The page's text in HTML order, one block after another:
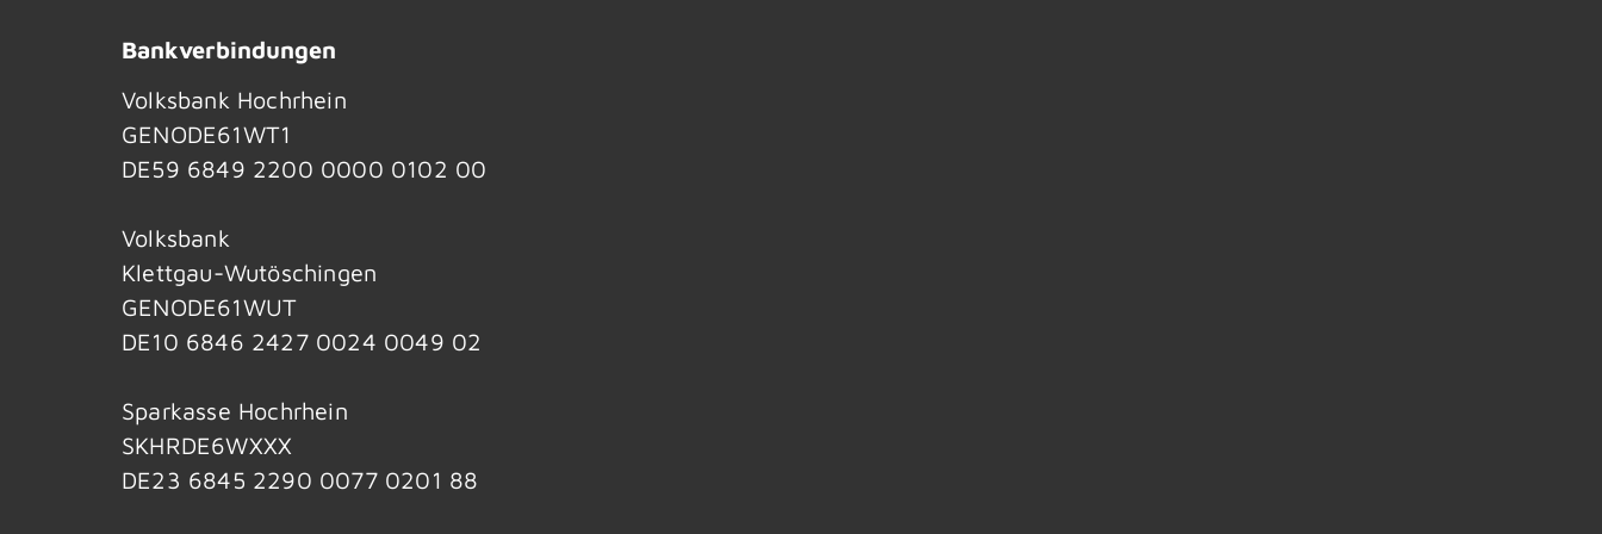
Bankverbindungen
Volksbank Hochrhein
GENODE61WT1
DE59 6849 2200 0000 0102 00
Volksbank
Klettgau-Wutöschingen
GENODE61WUT
DE10 6846 2427 0024 0049 02
Sparkasse Hochrhein
SKHRDE6WXXX
DE23 6845 2290 0077 0201 88